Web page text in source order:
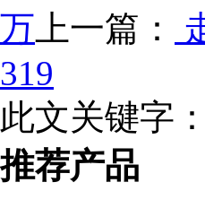
万 上一篇：
319
此文关键字：
推荐产品